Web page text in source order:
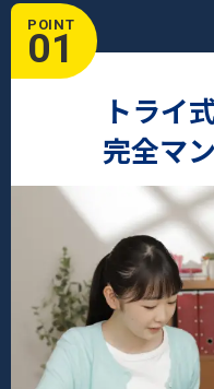
POINT
01
トライ
完全マ